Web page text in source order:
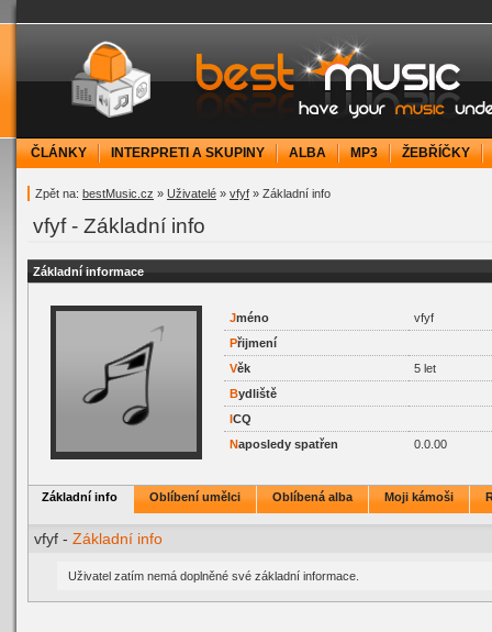
bestMusic.cz - Have your music under
ČLÁNKY INTERPRETI A SKUPINY ALBA MP3 ŽEBŘÍČKY
Zpět na: bestMusic.cz » Uživatelé » vfyf » Základní info
vfyf - Základní info
Základní informace
Jméno
vfyf
Přijmení
Věk
5 let
Bydliště
ICQ
Naposledy spatřen 0.0.00
Základní info Oblíbení umělci Oblíbená alba Moji kámoši
vfyf - Základní info
Uživatel zatím nemá doplněné své základní informace.